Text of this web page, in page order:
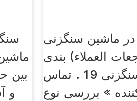
بین
و
ماشین سنگزنی
العملاء) بندی
ماشین های سنگزنی 19 . تماس
» بررسی نوع